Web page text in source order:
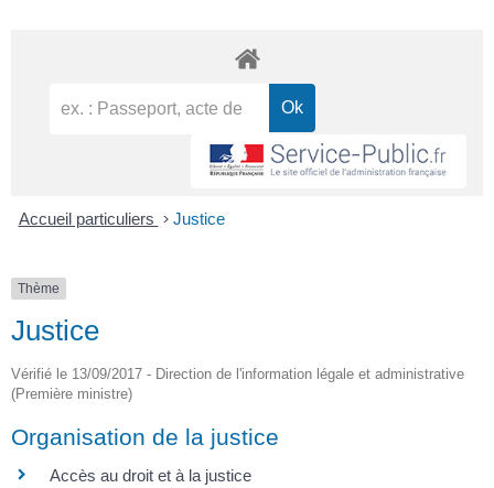
Accueil particuliers > Justice
Thème
Justice
Vérifié le 13/09/2017 - Direction de l'information légale et administrative
(Première ministre)
Organisation de la justice
Accès au droit et à la justice